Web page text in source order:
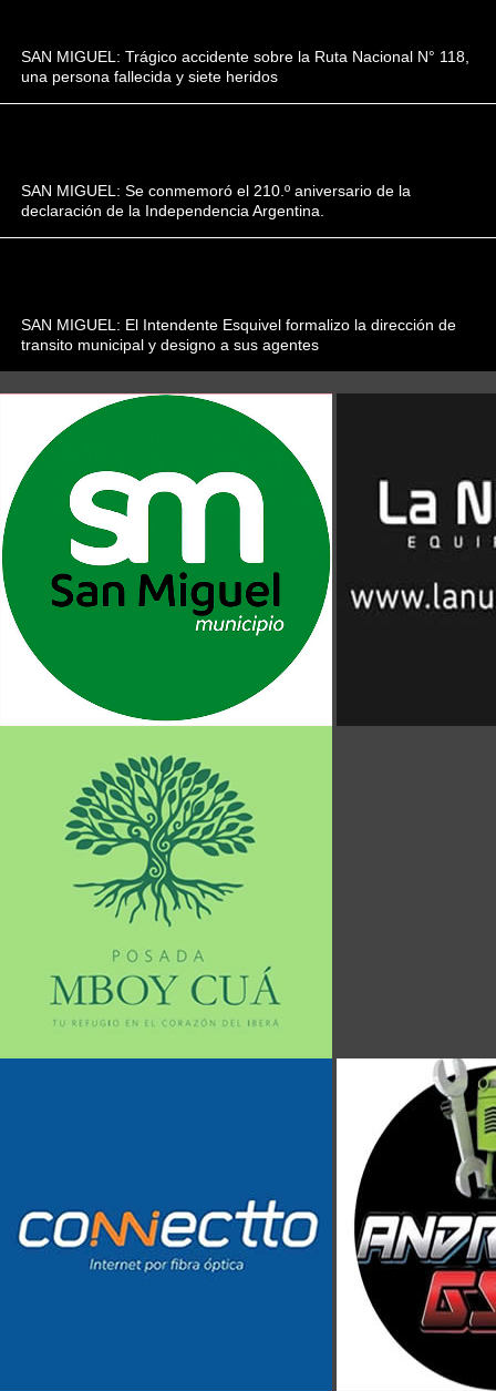
SAN MIGUEL: Trágico accidente sobre la Ruta Nacional N° 118,
una persona fallecida y siete heridos
SAN MIGUEL: Se conmemoró el 210.º aniversario de la
declaración de la Independencia Argentina.
SAN MIGUEL: El Intendente Esquivel formalizo la dirección de
transito municipal y designo a sus agentes